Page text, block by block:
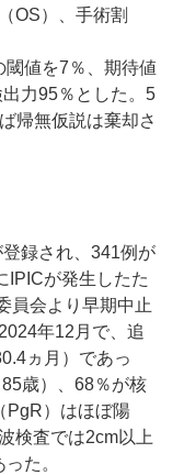
OS）、手術割
閾値を7％、期待値
力95％とした。5
帰無仮説は棄却さ
録され、341例が
IPICが発生したた
員会より早期中止
年12月で、追
ヵ月）であっ
歳）、68％が核
PgR）はほぼ陽
検査では2cm以上
た。